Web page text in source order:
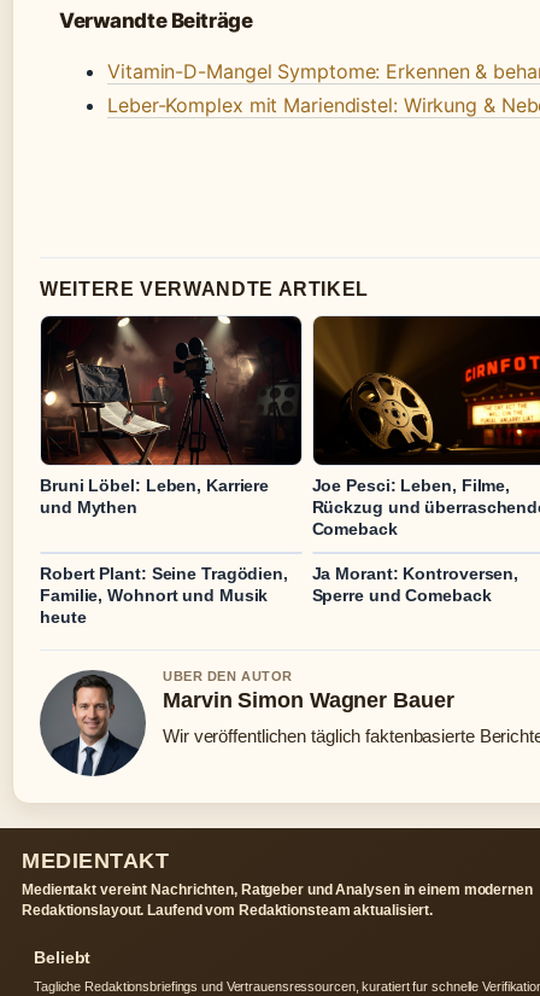
Verwandte Beiträge
Vitamin-D-Mangel Symptome: Erkennen &
Leber-Komplex mit Mariendistel: Wirkung &
WEITERE VERWANDTE ARTIKEL
Bruni Löbel: Leben, Karriere
und Mythen
Joe Pesci: Leben, Filme,
Rückzug und
Comeback
Robert Plant: Seine Tragödien,
Familie, Wohnort und Musik
heute
Ja Morant: Kontroversen,
Sperre und Comeback
UBER DEN AUTOR
Marvin Simon Wagner Bauer
Wir veröffentlichen täglich faktenbasierte
MEDIENTAKT
Medientakt vereint Nachrichten, Ratgeber und Analysen in einem modernen
Redaktionslayout. Laufend vom Redaktionsteam aktualisiert.
Beliebt
Tagliche Redaktionsbriefings und Vertrauensressourcen, kuratiert fur schnelle